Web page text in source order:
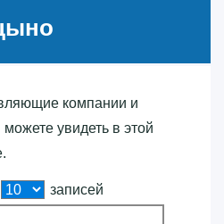
компании и
увидеть в этой
записей